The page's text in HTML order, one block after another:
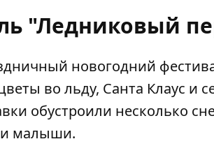
"Ледниковый
новогодний
во льду, Санта Клаус и
обустроили несколько
и малыши.